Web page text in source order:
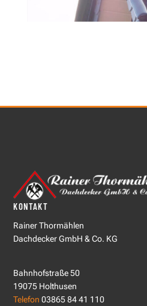
KONTAKT
Rainer Thormählen
Dachdecker GmbH & Co. KG
Bahnhofstraße 50
19075 Holthusen
Telefon 03865 84 41 110